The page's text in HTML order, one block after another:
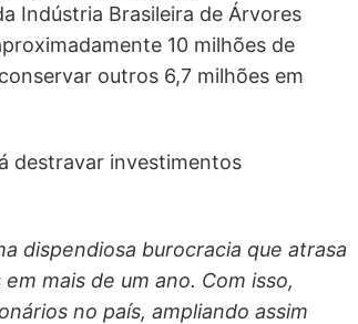
Indústria Brasileira de Árvores
10 milhões de
outros 6,7 milhões em
destravar investimentos
dispendiosa burocracia que atrasa
mais de um ano. Com isso,
no país, ampliando assim